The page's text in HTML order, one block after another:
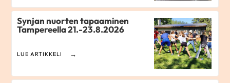
Synjan nuorten tapaaminen
Tampereella 21.-23.8.2026
LUE ARTIKKELI